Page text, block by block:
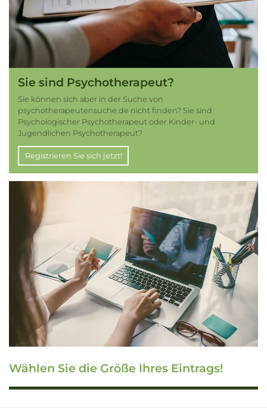
Sie sind Psychotherapeut?
Sie können sich aber in der Suche von
psychotherapeutensuche.de nicht finden? Sie sind
Psychologischer Psychotherapeut oder Kinder- und
Jugendlichen Psychotherapeut?
Registrieren Sie sich jetzt!
Wählen Sie die Größe Ihres Eintrags!